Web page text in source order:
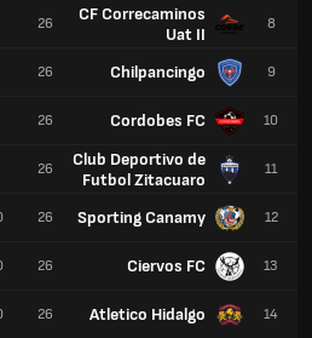
8
CF Correcaminos
Uat II
9
Chilpancingo
10
Cordobes FC
11
Club Deportivo de
Futbol Zitacuaro
12
Sporting Canamy
13
Ciervos FC
14
Atletico Hidalgo
26
26
26
26
26
26
26